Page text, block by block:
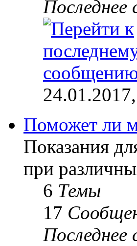
Последнее
Поможет ли
Показания
при
6 Темы
17
Последнее